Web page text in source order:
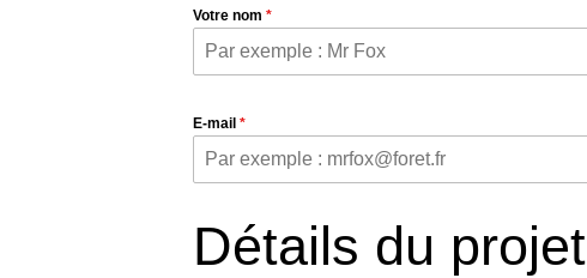
Votre nom*
E-mail*
Détails du projet